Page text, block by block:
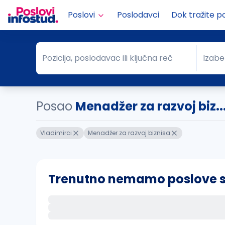
Poslovi Poslodavci Dok tražite
Pozicija, poslodavac ili ključna reč
Pozicija, poslodavac ili ključna reč Grad
Posao Menadžer za razvoj
Vladimirci Menadžer za razvoj biznisa
Trenutno nemamo poslove